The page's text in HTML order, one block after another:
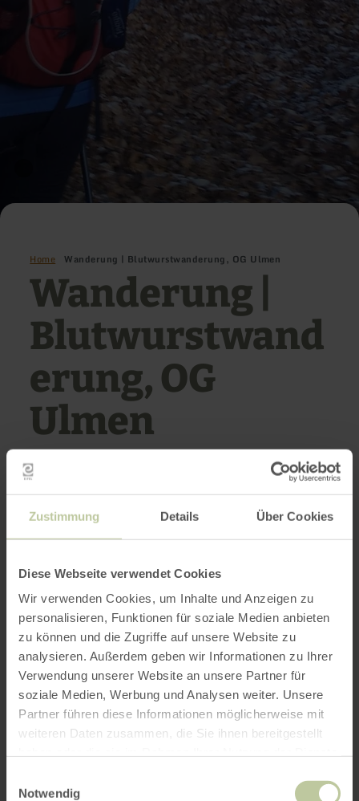
Zustimmung Details Über Cookies
Diese Webseite verwendet Cookies
Wir verwenden Cookies, um Inhalte und Anzeigen zu
personalisieren, Funktionen für soziale Medien anbieten
zu können und die Zugriffe auf unsere Website zu
analysieren. Außerdem geben wir Informationen zu Ihrer
Verwendung unserer Website an unsere Partner für
soziale Medien, Werbung und Analysen weiter. Unsere
Partner führen diese Informationen möglicherweise mit
weiteren Daten zusammen, die Sie ihnen bereitgestellt
Notwendig
Home Wanderung | Blutwurstwanderung, OG Ulmen
Wanderung |
Blutwurstwand
erung, OG
Ulmen
9:00 AM
Guided walking tour.
Guided walking tour.
Impressions